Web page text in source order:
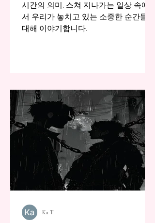
시간의 의미. 스쳐 지나가는 일상 속에
서 우리가 놓치고 있는 소중한 순간들에
대해 이야기합니다.
Ka T